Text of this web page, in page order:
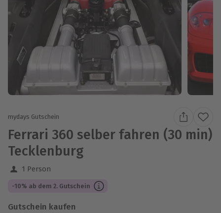
mydays Gutschein
Ferrari 360 selber fahren (30 min)
Tecklenburg
1 Person
-10% ab dem 2. Gutschein
Gutschein kaufen